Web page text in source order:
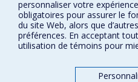
Accessibilité
FACULTÉ DES ARTS ET DES
Nos centres d'études
personnaliser votre
obligatoires pour assurer le
du site Web, alors que
préférences. En acceptant
utilisation de témoins pour